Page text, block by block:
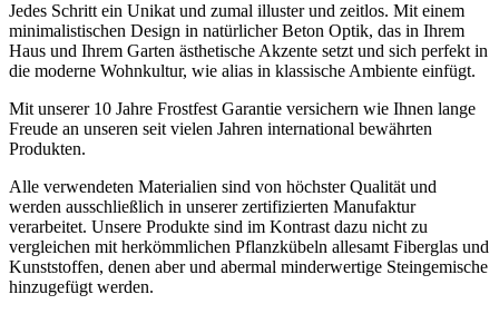
Jedes Schritt ein Unikat und zumal illuster und zeitlos. Mit einem
minimalistischen Design in natürlicher Beton Optik, das in Ihrem
Haus und Ihrem Garten ästhetische Akzente setzt und sich perfekt in
die moderne Wohnkultur, wie alias in klassische Ambiente einfügt.
Mit unserer 10 Jahre Frostfest Garantie versichern wie Ihnen lange
Freude an unseren seit vielen Jahren international bewährten
Produkten.
Alle verwendeten Materialien sind von höchster Qualität und
werden ausschließlich in unserer zertifizierten Manufaktur
verarbeitet. Unsere Produkte sind im Kontrast dazu nicht zu
vergleichen mit herkömmlichen Pflanzkübeln allesamt Fiberglas und
Kunststoffen, denen aber und abermal minderwertige Steingemische
hinzugefügt werden.